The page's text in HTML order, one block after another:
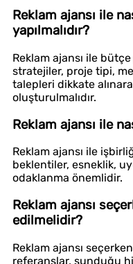
Reklam ajansı ile
yapılmalıdır?
Reklam ajansı ile
stratejiler, proje tipi,
talepleri dikkate
oluşturulmalıdır.
Reklam ajansı ile
Reklam ajansı ile
beklentiler, esneklik,
odaklanma önemlidir.
Reklam ajansı
edilmelidir?
Reklam ajansı
referanslar, sunduğu